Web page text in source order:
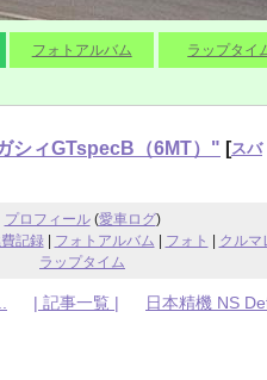
フォトアルバム ラップタイ
シィGTspecB（6MT）" [スバ
プロフィール(愛車ログ)
記録| フォトアルバム フォト クルマ
ラップタイム
| 記事一覧 | 日本精機 NS